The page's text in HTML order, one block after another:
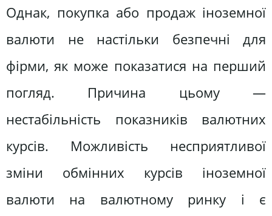
Однак, покупка або продаж іноземної
валюти не настільки безпечні для
фірми, як може показатися на перший
погляд. Причина цьому —
нестабільність показників валютних
курсів. Можливість несприятливої
зміни обмінних курсів іноземної
валюти на валютному ринку і є